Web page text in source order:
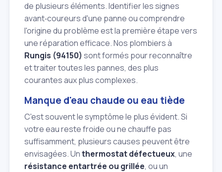
de plusieurs éléments. Identifier les signes
avant‑coureurs d'une panne ou comprendre
l'origine du problème est la première étape vers
une réparation efficace. Nos plombiers à
Rungis (94150) sont formés pour reconnaître
et traiter toutes les pannes, des plus
courantes aux plus complexes.
Manque d'eau chaude ou eau tiède
C'est souvent le symptôme le plus évident. Si
votre eau reste froide ou ne chauffe pas
suffisamment, plusieurs causes peuvent être
envisagées. Unthermostat défectueux, une
résistance entartrée ou grillée, ou un